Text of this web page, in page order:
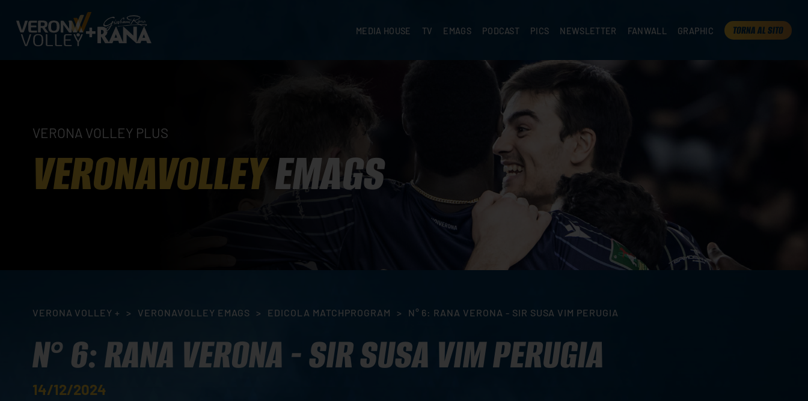
MEDIA HOUSE TV EMAGS PODCAST PICS NEWSLETTER FANWALL GRAPHIC TORNA AL SITO
VERONA VOLLEY PLUS
VERONAVOLLEYEMAGS
VERONA VOLLEY + > VERONAVOLLEY EMAGS > EDICOLA MATCHPROGRAM > N° 6: RANA VERONA - SIR SUSA VIM PERUGIA
N° 6: RANA VERONA - SIR SUSA VIM PERUGIA
14/12/2024